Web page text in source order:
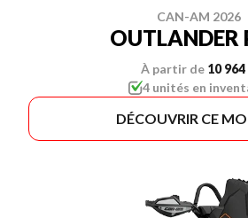
CAN-AM 2026
OUTLANDER
À partir de 10
4 unités en
DÉCOUVRIR CE